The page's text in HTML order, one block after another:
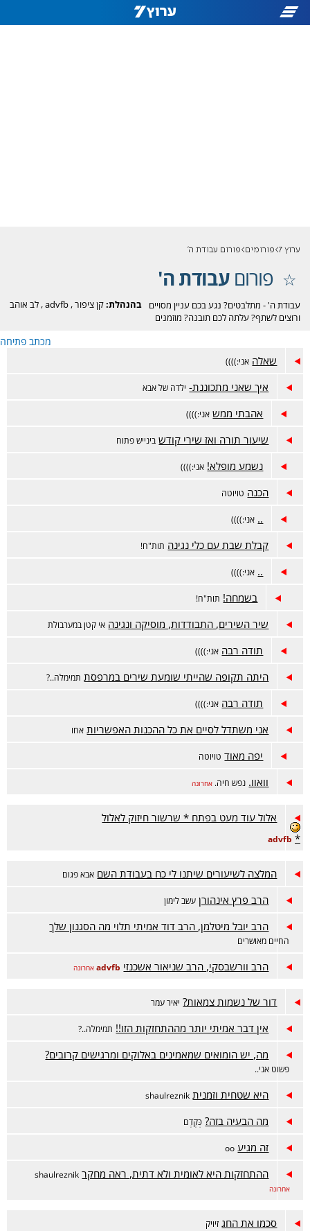
ערוץ 7 פורומים פורום עבודת ה'
פורוםעבודת ה'
בהנהלת:קן ציפור,
advfb
,לב אוהב
עבודת ה' - מתלבטים? נגע בכם עניין מסויים
ורוצים לשתף? עלתה לכם תובנה? מוזמנים
מכתב פתיחה
שאלה אני:))))
איך שאני מתכוננת- ילדה של אבא
אהבתי ממש אני:))))
שיעור תורה ואז שירי קודש בינייש פתוח
נשמע מופלא! אני:))))
הכנה טויוטה
.. אני:))))
קבלת שבת עם כלי נגינה תות"ח!
.. אני:))))
בשמחה! תות"ח!
שיר השירים, התבודדות, מוסיקה ונגינה אי קטן במערבולת
תודה רבה אני:))))
היתה תקופה שהייתי שומעת שירים במרפסת תמימלה..?
תודה רבה אני:))))
אני משתדל לסיים את כל ההכנות האפשריות אחו
יפה מאוד טויוטה
וואוו. נפש חיה. אחרונה
אלול עוד מעט בפתח * שרשור חיזוק לאלול
*
advfb
המלצה לשיעורים שיתנו לי כח בעבודת השם אבא פגום
הרב פרץ אינהורן עשב לימון
הרב יובל מיטלמן, הרב דוד אמיתי תלוי מה הסגנון שלך
החיים מאושרים
הרב וורשבסקי, הרב שניאור אשכנזי advfb אחרונה
דור של נשמות צמאות? יאיר עמר
אין דבר אמיתי יותר מההתחזקות הזו!! תמימלה..?
מה, יש הומואים שמאמינים באלוקים ומרגישים קרובים?
פשוט אני..
היא שטחית וזמנית shaulreznik
מה הבעיה בזה? כְּקֶדֶם
זה מגיע oo
ההתחזקות היא לאומית ולא דתית, ראה מחקר shaulreznik
אחרונה
סכמו את החג זיויק